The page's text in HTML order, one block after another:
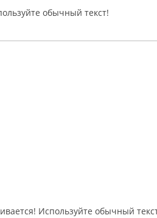
обычный текст!
Используйте обычный